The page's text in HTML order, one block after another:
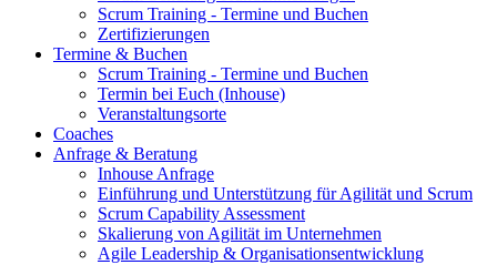
Scrum Training - Termine und Buchen
Zertifizierungen
Termine & Buchen
Scrum Training - Termine und Buchen
Termin bei Euch (Inhouse)
Veranstaltungsorte
Coaches
Anfrage & Beratung
Inhouse Anfrage
Einführung und Unterstützung für Agilität und Scrum
Scrum Capability Assessment
Skalierung von Agilität im Unternehmen
Agile Leadership & Organisationsentwicklung